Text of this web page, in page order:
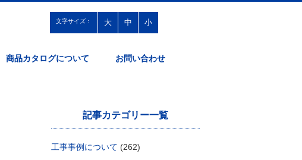
文字サイズ： 大 中 小
商品カタログについて お問い合わせ
記事カテゴリー一覧
工事事例について (262)